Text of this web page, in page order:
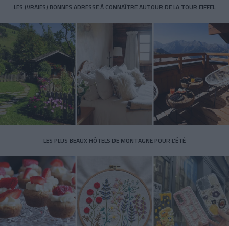
LES (VRAIES) BONNES ADRESSE À CONNAÎTRE AUTOUR DE LA TOUR EIFFEL
LES PLUS BEAUX HÔTELS DE MONTAGNE POUR L’ÉTÉ